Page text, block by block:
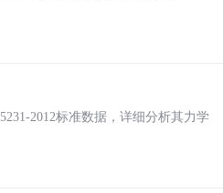
2012标准数据，详细分析其力学